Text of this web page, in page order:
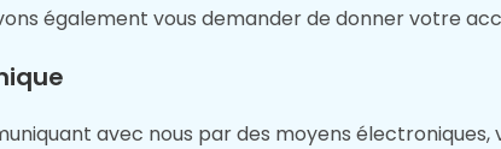
également vous demander de donner votre
avec nous par des moyens